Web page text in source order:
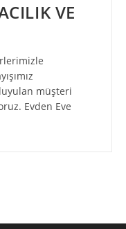
VE
müşteri
Evden Eve